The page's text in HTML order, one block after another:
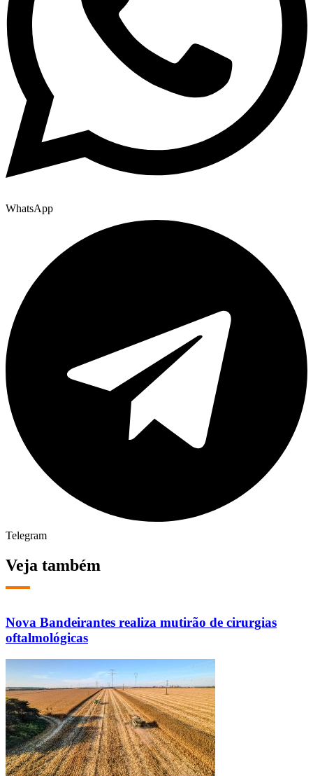
WhatsApp
Telegram
Veja também
Nova Bandeirantes realiza mutirão de cirurgias
oftalmológicas